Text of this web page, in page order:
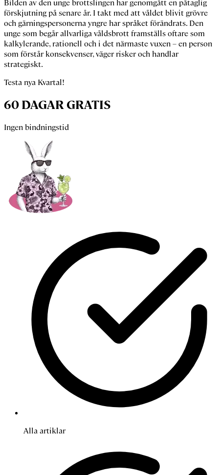
Bilden av den unge brottslingen har genomgått en påtaglig
förskjutning på senare år. I takt med att våldet blivit grövre
och gärningspersonerna yngre har språket förändrats. Den
unge som begår allvarliga våldsbrott framställs oftare som
kalkylerande, rationell och i det närmaste vuxen – en person
som förstår konsekvenser, väger risker och handlar
strategiskt.
Testa nya Kvartal!
60 DAGAR GRATIS
Ingen bindningstid
Alla artiklar